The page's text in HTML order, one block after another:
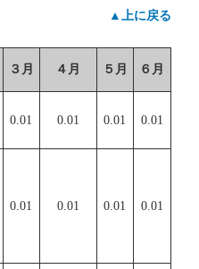
▲上に戻る
３月 ４月 ５月 ６月
0.01 0.01 0.01
0.01
0.01 0.01 0.01 0.01